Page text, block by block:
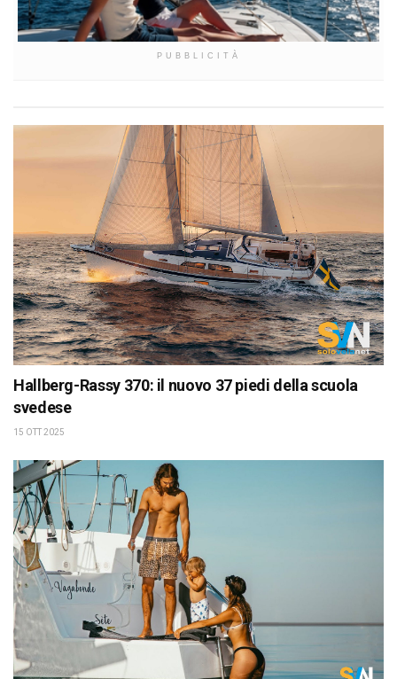
PUBBLICITÀ
Hallberg-Rassy 370: il nuovo 37 piedi della scuola
svedese
15 OTT 2025